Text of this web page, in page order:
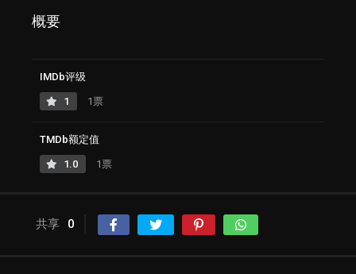
概要
IMDb评级
1 1票
TMDb额定值
1.0 1票
共享 0